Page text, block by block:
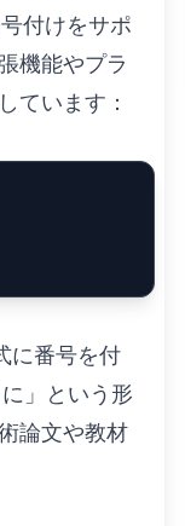
付けをサポ
機能やプラ
ています：
に番号を付
」という形
論文や教材